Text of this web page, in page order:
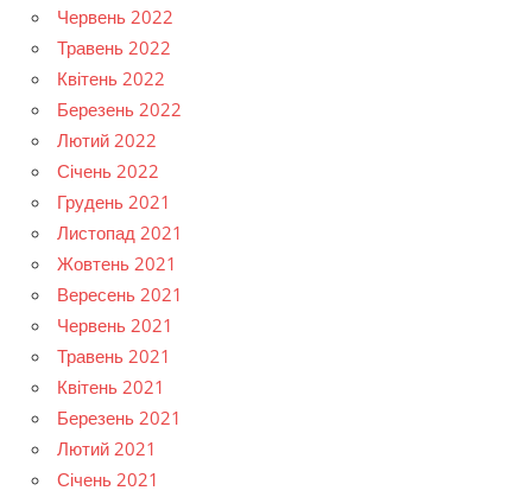
Червень 2022
Травень 2022
Квітень 2022
Березень 2022
Лютий 2022
Січень 2022
Грудень 2021
Листопад 2021
Жовтень 2021
Вересень 2021
Червень 2021
Травень 2021
Квітень 2021
Березень 2021
Лютий 2021
Січень 2021